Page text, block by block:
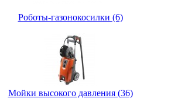
Роботы-газонокосилки (6)
Мойки высокого давления (36)